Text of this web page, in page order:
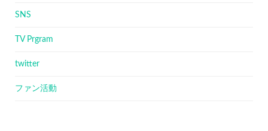
SNS
TV Prgram
twitter
ファン活動